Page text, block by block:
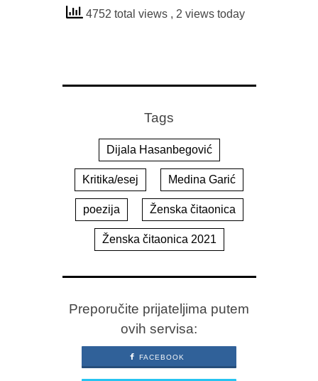
4752 total views , 2 views today
Tags
Dijala Hasanbegović
Kritika/esej Medina Garić
poezija Ženska čitaonica
Ženska čitaonica 2021
Preporučite prijateljima putem
ovih servisa:
FACEBOOK